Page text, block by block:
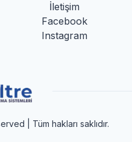
İletişim
Facebook
Instagram
| Tüm hakları saklıdır.